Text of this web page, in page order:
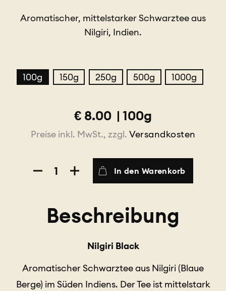
Aromatischer, mittelstarker Schwarztee aus
Nilgiri, Indien.
100g 150g 250g 500g 1000g
€ 8.00 | 100g
Preise inkl. MwSt., zzgl. Versandkosten
Black
In den Warenkorb
Beschreibung
Nilgiri Black
Aromatischer Schwarztee aus Nilgiri (Blaue
Berge) im Süden Indiens. Der Tee ist mittelstark